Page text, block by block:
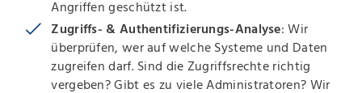
Angriffen geschützt ist.
Zugriffs- & Authentifizierungs-Analyse: Wir
überprüfen, wer auf welche Systeme und Daten
zugreifen darf. Sind die Zugriffsrechte richtig
vergeben? Gibt es zu viele Administratoren? Wir